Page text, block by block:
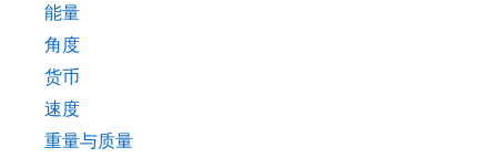
能量
角度
货币
速度
重量与质量